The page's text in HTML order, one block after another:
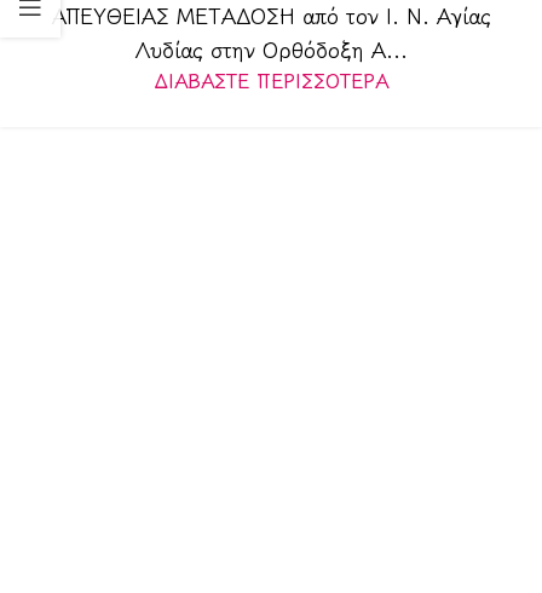
ΑΠΕΥΘΕΙΑΣ ΜΕΤΑΔΟΣΗ από τον Ι. Ν. Αγίας
Λυδίας στην Ορθόδοξη Α...
ΔΙΑΒΆΣΤΕ ΠΕΡΙΣΣΌΤΕΡΑ